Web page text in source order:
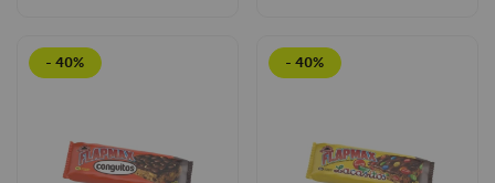
- 40% - 40%